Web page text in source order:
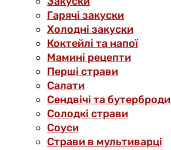
Гарячі закуски
Холодні закуски
Коктейлі та напої
Мамині рецепти
Перші страви
Салати
Сендвічі та бутерброди
Солодкі страви
Соуси
Страви в мультиварці